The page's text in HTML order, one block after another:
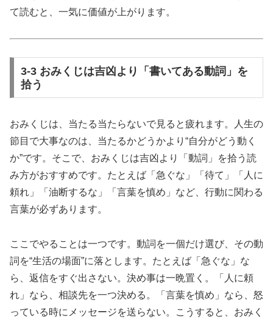
て読むと、一気に価値が上がります。
3-3 おみくじは吉凶より「書いてある動詞」を
拾う
おみくじは、当たる当たらないで見ると疲れます。人生の
節目で大事なのは、当たるかどうかより“自分がどう動く
か”です。そこで、おみくじは吉凶より「動詞」を拾う読
み方がおすすめです。たとえば「急ぐな」「待て」「人に
頼れ」「油断するな」「言葉を慎め」など、行動に関わる
言葉が必ずあります。
ここでやることは一つです。動詞を一個だけ選び、その動
詞を“生活の場面”に落とします。たとえば「急ぐな」な
ら、返信をすぐ出さない。決め事は一晩置く。「人に頼
れ」なら、相談先を一つ決める。「言葉を慎め」なら、怒
っている時にメッセージを送らない。こうすると、おみく